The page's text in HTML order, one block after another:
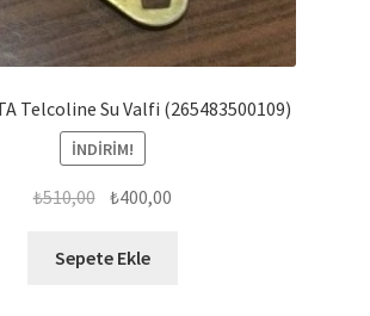
Telcoline Su Valfi (265483500109)
İNDIRIM!
₺510,00 Orijinal
₺510,00.
₺400,00
Sepete Ekle